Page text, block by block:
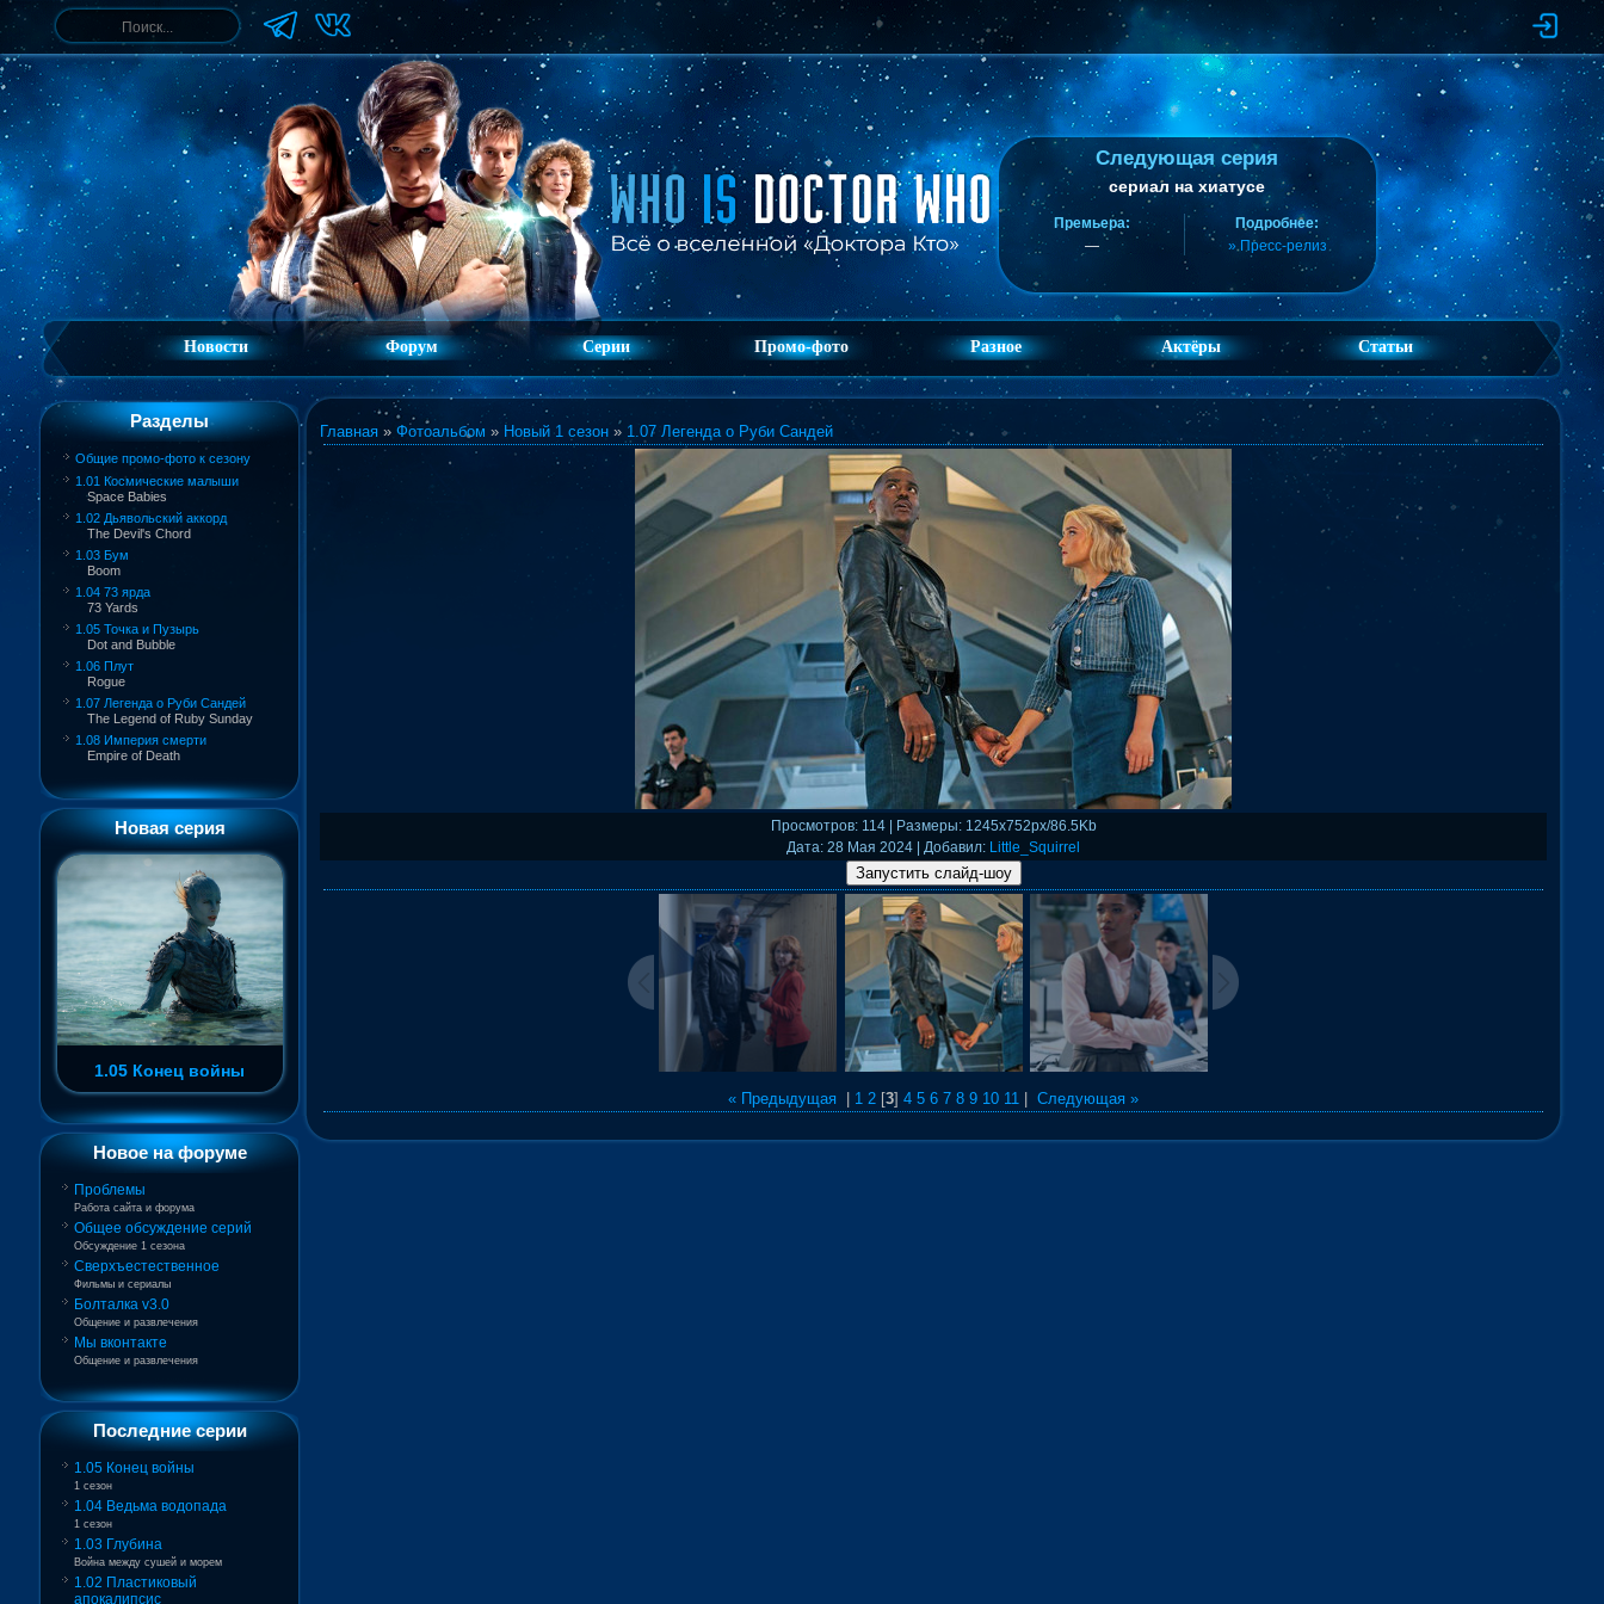
Следующая серия
сериал на хиатусе
Премьера:
—
Подробнее:
» Пресс-релиз
Новости Форум Серии Промо-фото Разное Актёры Статьи
Разделы
Общие промо-фото к сезону
1.01 Космические малыши
Space Babies
1.02 Дьявольский аккорд
The Devil's Chord
1.03 Бум
Boom
1.04 73 ярда
73 Yards
1.05 Точка и Пузырь
Dot and Bubble
1.06 Плут
Rogue
1.07 Легенда о Руби Сандей
The Legend of Ruby Sunday
1.08 Империя смерти
Empire of Death
Новая серия
1.05 Конец войны
Новое на форуме
Проблемы
Работа сайта и форума
Общее обсуждение серий
Обсуждение 1 сезона
Сверхъестественное
Фильмы и сериалы
Болталка v3.0
Общение и развлечения
Мы вконтакте
Общение и развлечения
Последние серии
1.05 Конец войны
1 сезон
1.04 Ведьма водопада
1 сезон
1.03 Глубина
Война между сушей и морем
1.02 Пластиковый
апокалипсис
Главная » Фотоальбом » Новый 1 сезон » 1.07 Легенда о Руби Сандей
Просмотров: 114 | Размеры: 1245x752px/86.5Kb
Дата: 28 Мая 2024 | Добавил: Little_Squirrel
« Предыдущая 1 2 [3] 4 5 6 7 8 9 10 11 Следующая »